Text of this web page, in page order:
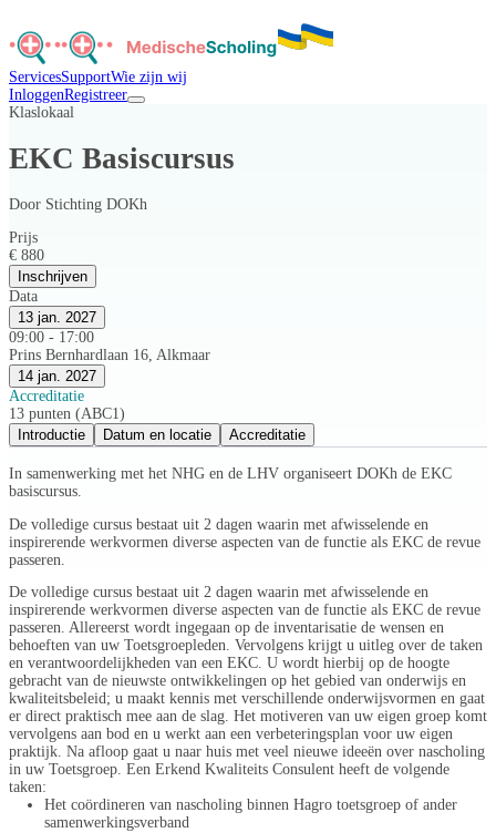
ServicesSupportWie zijn wij
InloggenRegistreer
Klaslokaal
EKC Basiscursus
Door Stichting DOKh
Prijs
€ 880
Inschrijven
Data
13 jan. 2027
09:00 - 17:00
Prins Bernhardlaan 16, Alkmaar
14 jan. 2027
Accreditatie
13 punten (ABC1)
Introductie
Datum en locatie Accreditatie
In samenwerking met het NHG en de LHV organiseert DOKh de EKC
basiscursus.
De volledige cursus bestaat uit 2 dagen waarin met afwisselende en
inspirerende werkvormen diverse aspecten van de functie als EKC de revue
passeren.
De volledige cursus bestaat uit 2 dagen waarin met afwisselende en
inspirerende werkvormen diverse aspecten van de functie als EKC de revue
passeren. Allereerst wordt ingegaan op de inventarisatie de wensen en
behoeften van uw Toetsgroepleden. Vervolgens krijgt u uitleg over de taken
en verantwoordelijkheden van een EKC. U wordt hierbij op de hoogte
gebracht van de nieuwste ontwikkelingen op het gebied van onderwijs en
kwaliteitsbeleid; u maakt kennis met verschillende onderwijsvormen en gaat
er direct praktisch mee aan de slag. Het motiveren van uw eigen groep komt
vervolgens aan bod en u werkt aan een verbeteringsplan voor uw eigen
praktijk. Na afloop gaat u naar huis met veel nieuwe ideeën over nascholing
in uw Toetsgroep. Een Erkend Kwaliteits Consulent heeft de volgende
taken:
Het coördineren van nascholing binnen Hagro toetsgroep of ander
samenwerkingsverband